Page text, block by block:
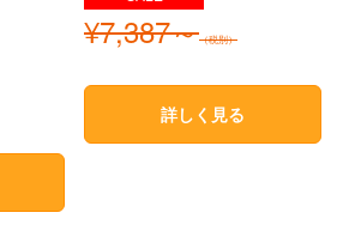
¥7,387～（税別）
詳しく見る